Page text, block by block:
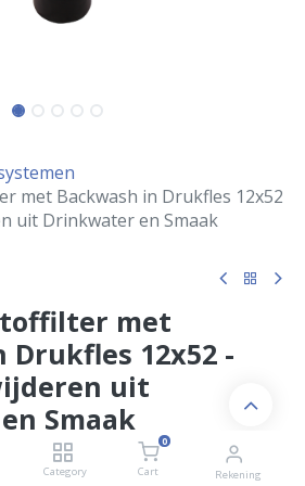
Category
0
Cart Rekening
met Backwash in Drukfles 12x52
uit Drinkwater en Smaak
met
Drukfles 12x52 -
uit
Smaak